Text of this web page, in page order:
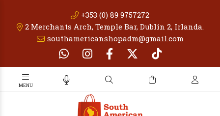
+353 (0) 89 9757272
2 Merchants Arch, Temple Bar, Dublin 2, Irlanda.
southamericanshopadm@gmail.com